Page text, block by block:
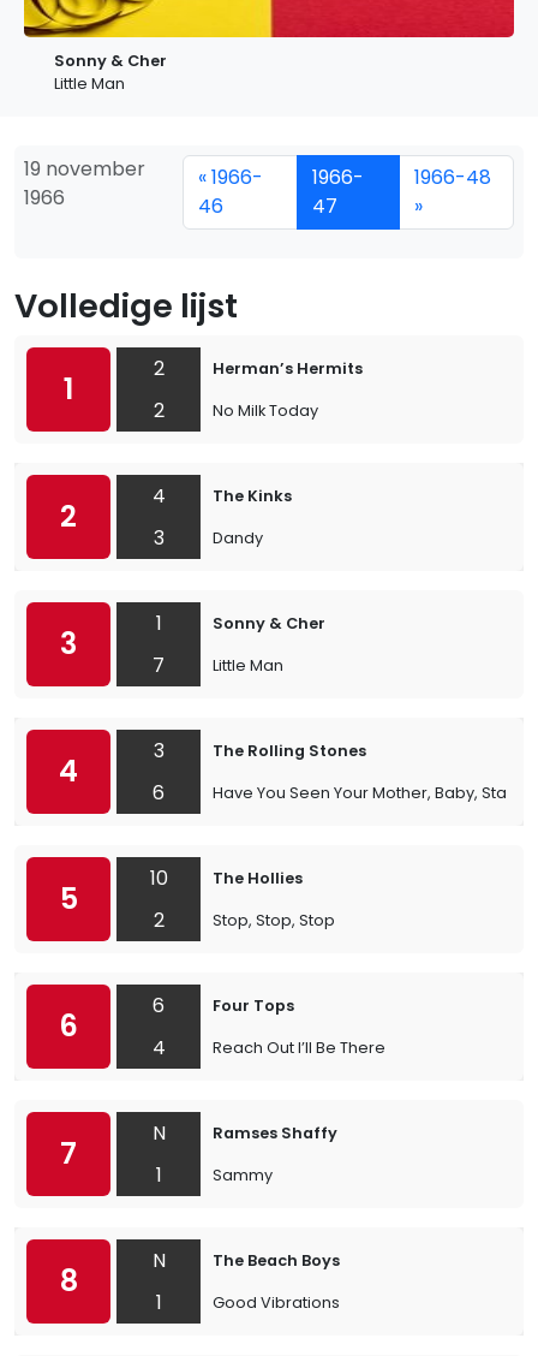
Sonny & Cher
Little Man
19 november
1966
« 1966-
46
1966-
47
1966-48
»
Volledige lijst
1
2
2
Herman’s Hermits
No Milk Today
2
4
3
The Kinks
Dandy
3
1
7
Sonny & Cher
Little Man
4
3
6
The Rolling Stones
Have You Seen Your Mother, Baby,
5
10
2
The Hollies
Stop, Stop, Stop
6
6
4
Four Tops
Reach Out I’ll Be There
7
N
1
Ramses Shaffy
Sammy
8
N
1
The Beach Boys
Good Vibrations